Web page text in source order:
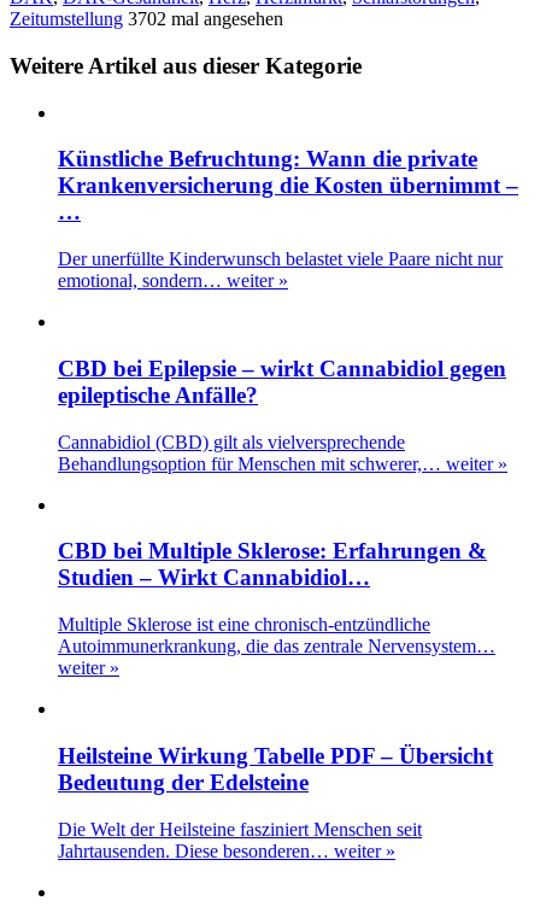
Zeitumstellung 3702 mal angesehen
Weitere Artikel aus dieser Kategorie
Künstliche Befruchtung: Wann die private
Krankenversicherung die Kosten übernimmt –
…
Der unerfüllte Kinderwunsch belastet viele Paare nicht nur
emotional, sondern… weiter »
CBD bei Epilepsie – wirkt Cannabidiol gegen
epileptische Anfälle?
Cannabidiol (CBD) gilt als vielversprechende
Behandlungsoption für Menschen mit schwerer,… weiter »
CBD bei Multiple Sklerose: Erfahrungen &
Studien – Wirkt Cannabidiol…
Multiple Sklerose ist eine chronisch-entzündliche
Autoimmunerkrankung, die das zentrale Nervensystem…
weiter »
Heilsteine Wirkung Tabelle PDF – Übersicht
Bedeutung der Edelsteine
Die Welt der Heilsteine fasziniert Menschen seit
Jahrtausenden. Diese besonderen… weiter »